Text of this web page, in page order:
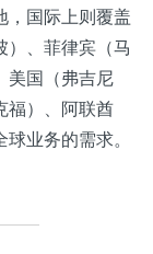
，国际上则覆盖
）、菲律宾（马
美国（弗吉尼
福）、阿联酋
业务的需求。